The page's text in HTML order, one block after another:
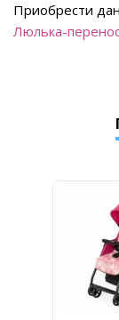
Приобрести
Люлька-